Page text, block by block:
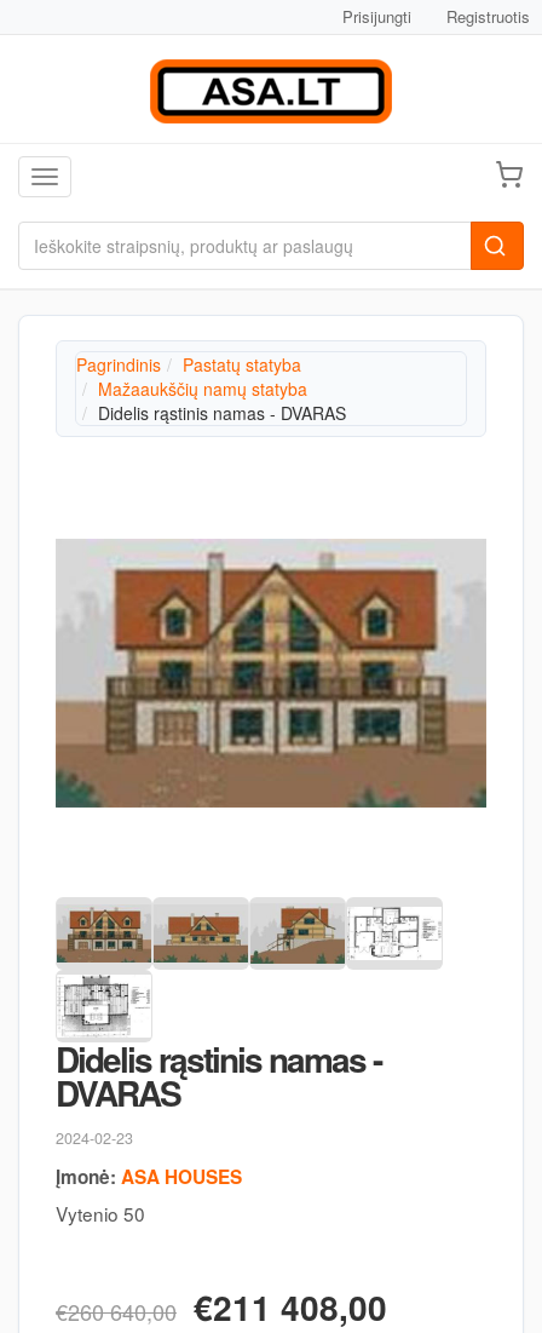
Prisijungti Registruotis
Toggle navigation
Pagrindinis
Pastatų statyba
Mažaaukščių namų statyba
Didelis rąstinis namas - DVARAS
Didelis rąstinis namas -
DVARAS
2024-02-23
Įmonė: ASA HOUSES
Vytenio 50
€260 640,00 €211 408,00